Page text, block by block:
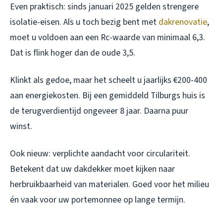
Even praktisch: sinds januari 2025 gelden strengere
isolatie-eisen. Als u toch bezig bent met dakrenovatie,
moet u voldoen aan een Rc-waarde van minimaal 6,3.
Dat is flink hoger dan de oude 3,5.
Klinkt als gedoe, maar het scheelt u jaarlijks €200-400
aan energiekosten. Bij een gemiddeld Tilburgs huis is
de terugverdientijd ongeveer 8 jaar. Daarna puur
winst.
Ook nieuw: verplichte aandacht voor circulariteit.
Betekent dat uw dakdekker moet kijken naar
herbruikbaarheid van materialen. Goed voor het milieu
én vaak voor uw portemonnee op lange termijn.